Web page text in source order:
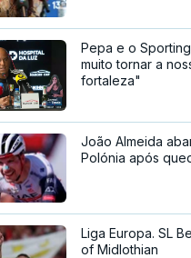
Pepa e o
muito tornar a
fortaleza"
João Almeida
Polónia após
Liga Europa. SL
of Midlothian